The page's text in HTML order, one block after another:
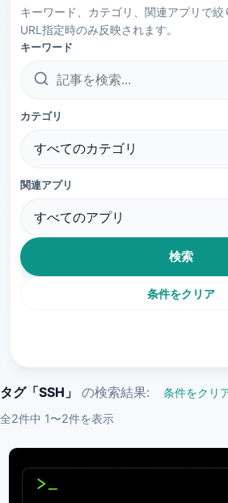
キーワード、カテゴリ、関連アプリで絞
URL指定時のみ反映されます。
キーワード
カテゴリ
関連アプリ
検索
条件をクリア
タグ「SSH」 の検索結果: 条件をクリ
全2件中 1〜2件を表示